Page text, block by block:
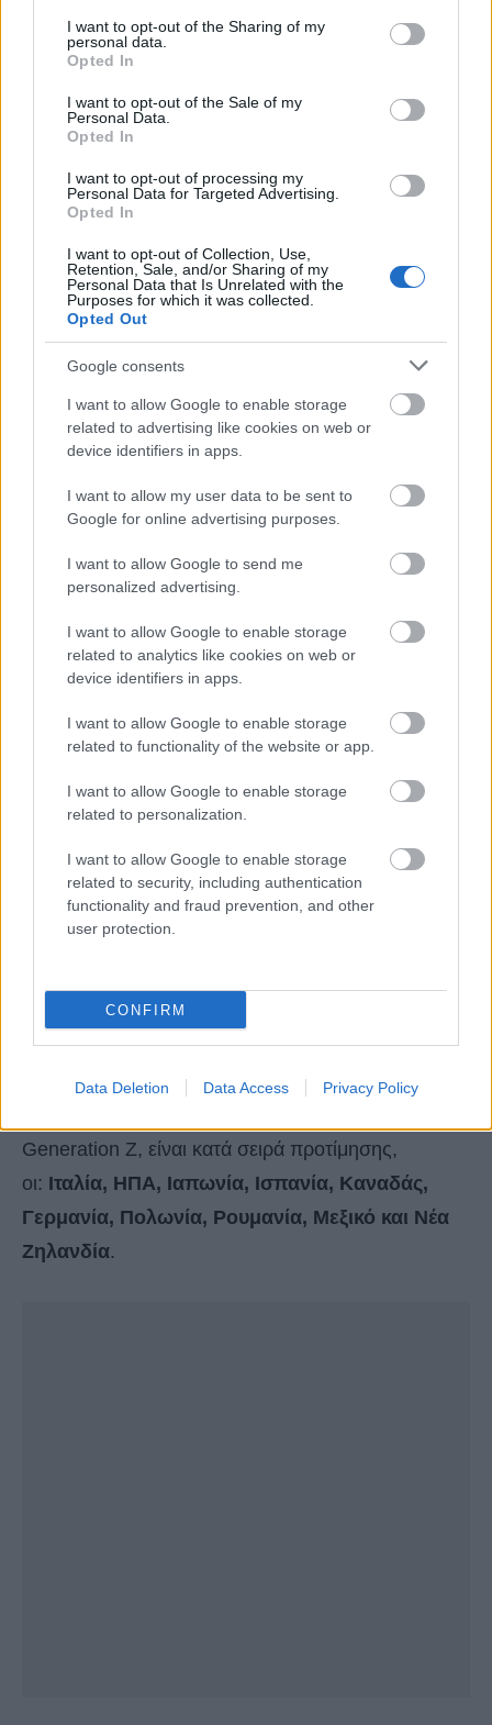
not limited to your visit or usage behaviour. You may click to
grant or deny consent to Google and its third-party tags to
use your data for below specified purposes in below Google
consent section.
I want to opt-out of the Sharing of my
personal data.
Opted In
I want to opt-out of the Sale of my
Personal Data.
Opted In
I want to opt-out of processing my
Personal Data for Targeted Advertising.
Opted In
I want to opt-out of Collection, Use,
Retention, Sale, and/or Sharing of my
Personal Data that Is Unrelated with the
Purposes for which it was collected.
Opted Out
Google consents
I want to allow Google to enable storage
related to advertising like cookies on web or
device identifiers in apps.
I want to allow my user data to be sent to
Google for online advertising purposes.
I want to allow Google to send me
personalized advertising.
I want to allow Google to enable storage
related to analytics like cookies on web or
device identifiers in apps.
I want to allow Google to enable storage
related to functionality of the website or app.
I want to allow Google to enable storage
related to personalization.
I want to allow Google to enable storage
related to security, including authentication
functionality and fraud prevention, and other
user protection.
CONFIRM
Data Deletion Data Access Privacy Policy
Generation Z, είναι κατά σειρά προτίμησης,
οι: Ιταλία, ΗΠΑ, Ιαπωνία, Ισπανία, Καναδάς,
Γερμανία, Πολωνία, Ρουμανία, Μεξικό και Νέα
Ζηλανδία.